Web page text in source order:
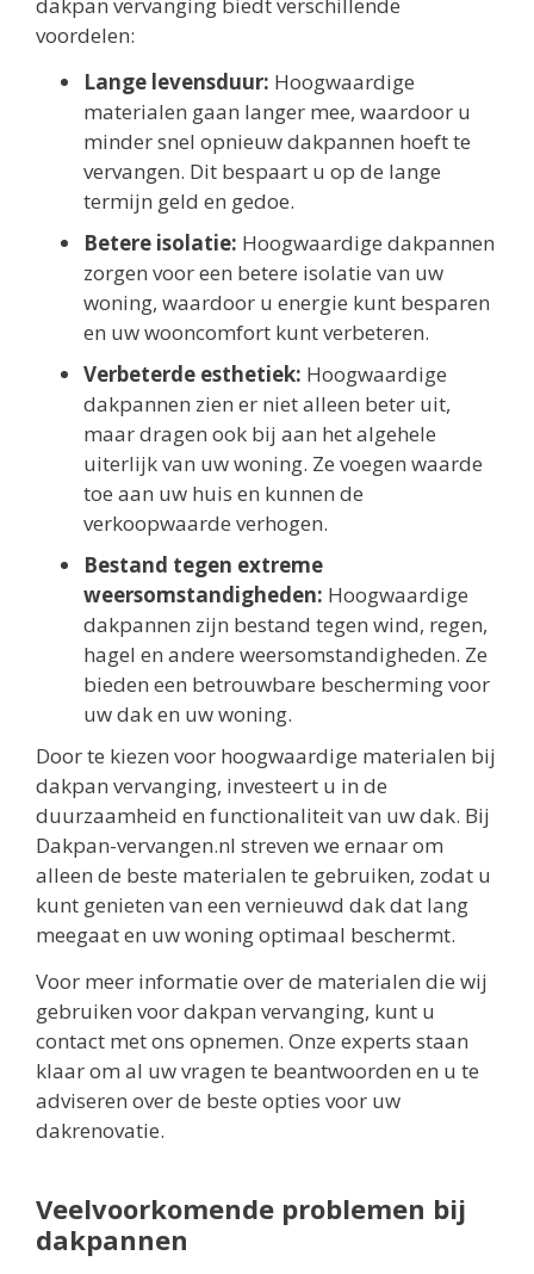
voordelen:
Lange levensduur: Hoogwaardige
materialen gaan langer mee, waardoor u
minder snel opnieuw dakpannen hoeft te
vervangen. Dit bespaart u op de lange
termijn geld en gedoe.
Betere isolatie: Hoogwaardige dakpannen
zorgen voor een betere isolatie van uw
woning, waardoor u energie kunt besparen
en uw wooncomfort kunt verbeteren.
Verbeterde esthetiek: Hoogwaardige
dakpannen zien er niet alleen beter uit,
maar dragen ook bij aan het algehele
uiterlijk van uw woning. Ze voegen waarde
toe aan uw huis en kunnen de
verkoopwaarde verhogen.
Bestand tegen extreme
weersomstandigheden: Hoogwaardige
dakpannen zijn bestand tegen wind, regen,
hagel en andere weersomstandigheden. Ze
bieden een betrouwbare bescherming voor
uw dak en uw woning.
Door te kiezen voor hoogwaardige materialen bij
dakpan vervanging, investeert u in de
duurzaamheid en functionaliteit van uw dak. Bij
Dakpan-vervangen.nl streven we ernaar om
alleen de beste materialen te gebruiken, zodat u
kunt genieten van een vernieuwd dak dat lang
meegaat en uw woning optimaal beschermt.
Voor meer informatie over de materialen die wij
gebruiken voor dakpan vervanging, kunt u
contact met ons opnemen. Onze experts staan
klaar om al uw vragen te beantwoorden en u te
adviseren over de beste opties voor uw
dakrenovatie.
Veelvoorkomende problemen bij
dakpannen